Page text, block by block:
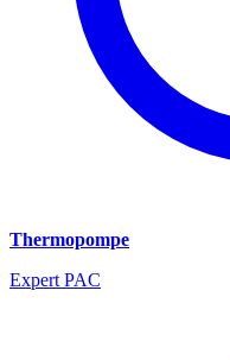
Thermopompe
Expert PAC